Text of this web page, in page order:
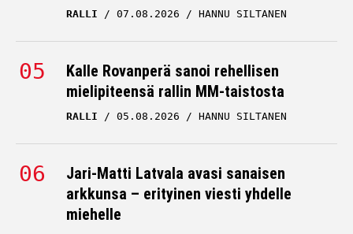
RALLI 07.08.2026 HANNU SILTANEN
Kalle Rovanperä sanoi rehellisen
mielipiteensä rallin MM-taistosta
RALLI 05.08.2026 HANNU SILTANEN
Jari-Matti Latvala avasi sanaisen
arkkunsa – erityinen viesti yhdelle
miehelle